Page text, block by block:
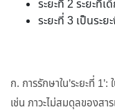
ระยะที่ 2 ระยะที่เ
ระยะที่ 3 เป็นระ
ก. การรักษาใน’ระยะที่
เช่น ภาวะไม่สมดุลของสา